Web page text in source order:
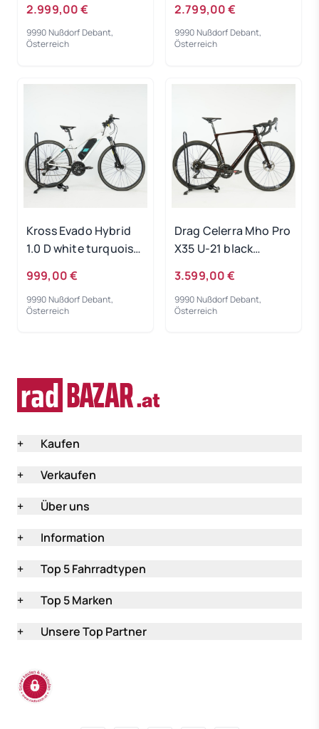
Black/Gold 2022 - RH
48 cm
2.999,00 €
9990 Nußdorf Debant,
Österreich
50 cm Testrad
2.799,00 €
9990 Nußdorf Debant,
Österreich
Kross Evado Hybrid
1.0 D white turquoise
999,00 €
9990 Nußdorf Debant,
Österreich
Drag Celerra Mho Pro
X35 U-21 black
Gebrauchtrad
3.599,00 €
9990 Nußdorf Debant,
Österreich
+
Kaufen
+
Verkaufen
+
Über uns
+
Information
+
Top 5 Fahrradtypen
+
Top 5 Marken
+
Unsere Top Partner